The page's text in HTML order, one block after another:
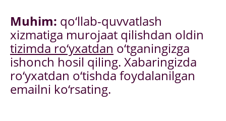
Muhim: qo‘llab-quvvatlash
xizmatiga murojaat qilishdan oldin
tizimda ro‘yxatdan o‘tganingizga
ishonch hosil qiling. Xabaringizda
ro‘yxatdan o‘tishda foydalanilgan
emailni ko‘rsating.